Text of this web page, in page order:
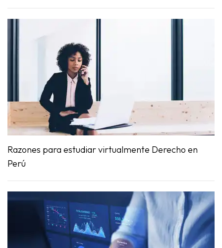
Razones para estudiar virtualmente Derecho en
Perú